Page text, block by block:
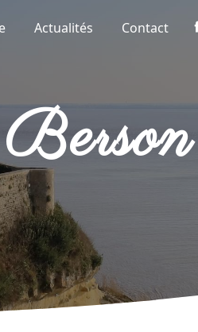
Actualités Contact
Berson